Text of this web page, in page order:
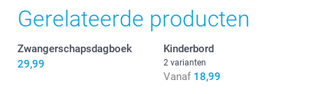
Gerelateerde producten
Zwangerschapsdagboek
29,99
Kinderbord
2 varianten
Vanaf 18,99